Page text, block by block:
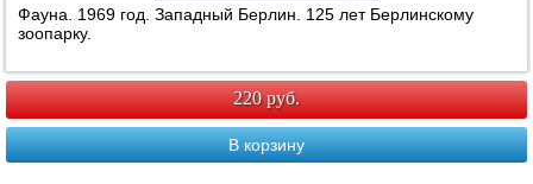
Фауна. 1969 год. Западный Берлин. 125 лет Берлинскому
зоопарку.
220 руб.
В корзину